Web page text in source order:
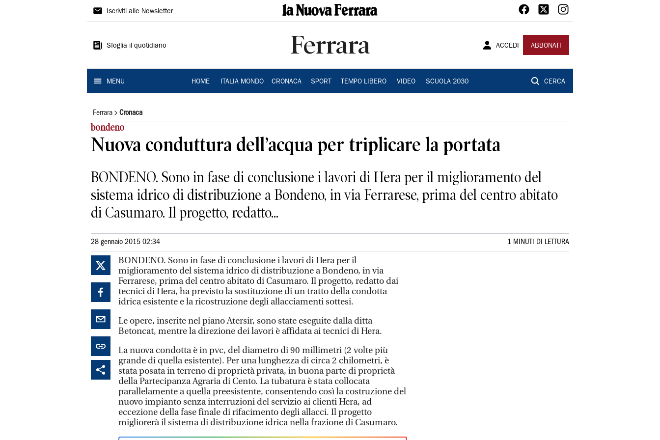
La
Ferrara
Iscriviti alle Newsletter
Sfoglia il quotidiano Ferrara ACCEDI ABBONATI
MENU HOME ITALIA MONDO CRONACA SPORT TEMPO LIBERO VIDEO SCUOLA 2030 CERCA
Ferrara Cronaca
bondeno
Nuova conduttura dell’acqua per triplicare la portata
BONDENO. Sono in fase di conclusione i lavori di Hera per il miglioramento del
sistema idrico di distribuzione a Bondeno, in via Ferrarese, prima del centro abitato
di Casumaro. Il progetto, redatto...
28 gennaio 2015 02:34 1 MINUTI DI LETTURA
BONDENO. Sono in fase di conclusione i lavori di Hera per il
miglioramento del sistema idrico di distribuzione a Bondeno, in via
Ferrarese, prima del centro abitato di Casumaro. Il progetto, redatto dai
tecnici di Hera, ha previsto la sostituzione di un tratto della condotta
idrica esistente e la ricostruzione degli allacciamenti sottesi.
Le opere, inserite nel piano Atersir, sono state eseguite dalla ditta
Betoncat, mentre la direzione dei lavori è affidata ai tecnici di Hera.
La nuova condotta è in pvc, del diametro di 90 millimetri (2 volte più
grande di quella esistente). Per una lunghezza di circa 2 chilometri, è
stata posata in terreno di proprietà privata, in buona parte di proprietà
della Partecipanza Agraria di Cento. La tubatura è stata collocata
parallelamente a quella preesistente, consentendo così la costruzione del
nuovo impianto senza interruzioni del servizio ai clienti Hera, ad
eccezione della fase finale di rifacimento degli allacci. Il progetto
migliorerà il sistema di distribuzione idrica nella frazione di Casumaro.